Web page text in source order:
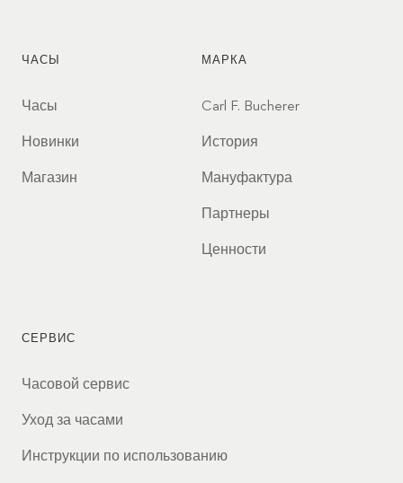
ЧАСЫ
Часы
Новинки
Магазин
МАРКА
Carl F. Bucherer
История
Мануфактура
Партнеры
Ценности
СЕРВИС
Часовой сервис
Уход за часами
Инструкции по использованию